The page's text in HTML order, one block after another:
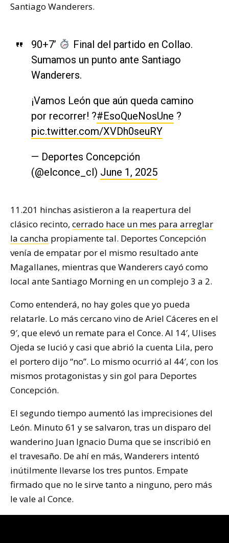
Santiago Wanderers.
90+7’
Final del partido en Collao.
Sumamos un punto ante Santiago
Wanderers.
¡Vamos León que aún queda camino
por recorrer! ?#EsoQueNosUne ?
pic.twitter.com/XVDh0seuRY
— Deportes Concepción
(@elconce_cl) June 1, 2025
11.201 hinchas asistieron a la reapertura del
clásico recinto, cerrado hace un mes para arreglar
la cancha propiamente tal. Deportes Concepción
venía de empatar por el mismo resultado ante
Magallanes, mientras que Wanderers cayó como
local ante Santiago Morning en un complejo 3 a 2.
Como entenderá, no hay goles que yo pueda
relatarle. Lo más cercano vino de Ariel Cáceres en el
9′, que elevó un remate para el Conce. Al 14′, Ulises
Ojeda se lució y casi que abrió la cuenta Lila, pero
el portero dijo “no”. Lo mismo ocurrió al 44′, con los
mismos protagonistas y sin gol para Deportes
Concepción.
El segundo tiempo aumentó las imprecisiones del
León. Minuto 61 y se salvaron, tras un disparo del
wanderino Juan Ignacio Duma que se inscribió en
el travesaño. De ahí en más, Wanderers intentó
inútilmente llevarse los tres puntos. Empate
firmado que no le sirve tanto a ninguno, pero más
le vale al Conce.